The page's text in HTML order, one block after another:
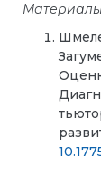
Материалы